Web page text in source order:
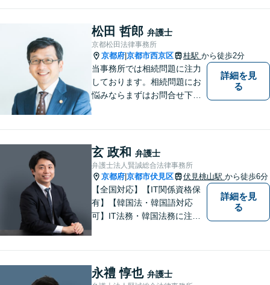
松田 哲郎 弁護士
京都松田法律事務所
京都府 京都市西京区 桂駅 から徒歩2分
当事務所では相続問題に注力
しております。相続問題にお
悩みならまずはお問合せ下さ
詳細を見
る
玄 政和 弁護士
弁護士法人賢誠総合法律事務所
京都府 京都市伏見区 伏見桃山駅 から徒歩6分
【全国対応】【IT関係資格保
有】【韓国法・韓国語対応
可】IT法務・韓国法務に注力
詳細を見
る
永禮 惇也 弁護士